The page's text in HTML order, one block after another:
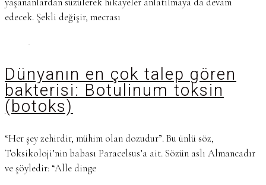
edecek. Şekli değişir, mecrası
Dünyanın en çok talep gören
bakterisi: Botulinum toksin
(botoks)
“Her şey zehirdir, mühim olan dozudur”. Bu ünlü söz,
Toksikoloji’nin babası Paracelsus’a ait. Sözün aslı Almancadır
ve şöyledir: “Alle dinge